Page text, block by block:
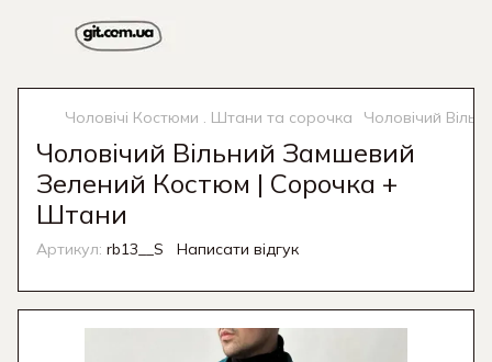
Чоловічі Костюми . Штани та сорочка Чоловічий
Чоловічий Вільний Замшевий
Зелений Костюм | Сорочка +
Штани
Артикул: rb13__S Написати відгук